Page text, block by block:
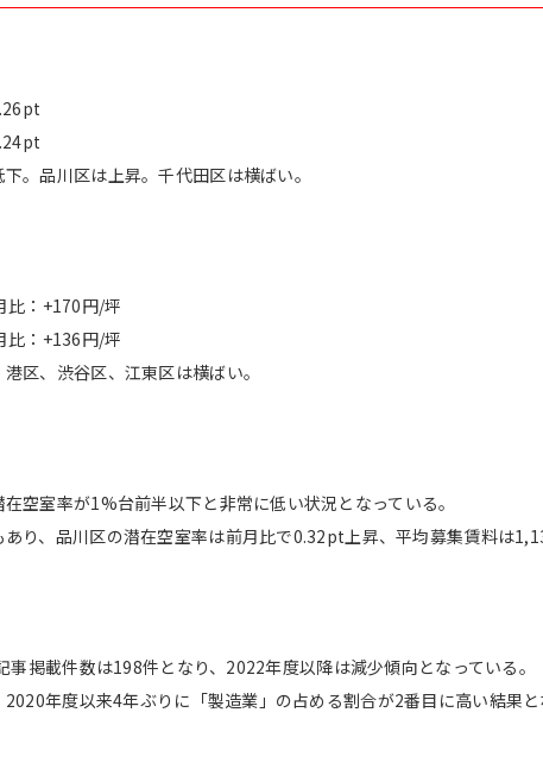
。品川区は上昇。千代田区は横ばい。
：+170円/坪
：+136円/坪
区、渋谷区、江東区は横ばい。
空室率が1%台前半以下と非常に低い状況となっている。
り、品川区の潜在空室率は前月比で0.32pt上昇、平均募集賃料は
掲載件数は198件となり、2022年度以降は減少傾向となっている。
年度以来4年ぶりに「製造業」の占める割合が2番目に高い結果と